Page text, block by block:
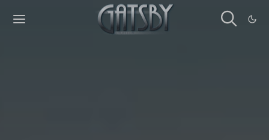
Cookies management panel